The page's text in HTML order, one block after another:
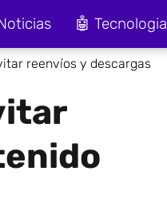
🤖 Tecnologia
reenvíos y descargas